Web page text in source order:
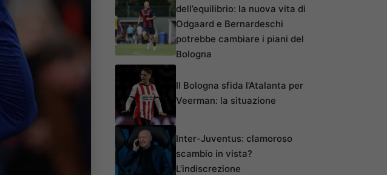
dell’equilibrio: la nuova vita di
Odgaard e Bernardeschi
potrebbe cambiare i piani del
Bologna
Il Bologna sfida l’Atalanta per
Veerman: la situazione
Inter-Juventus: clamoroso
scambio in vista?
L’indiscrezione